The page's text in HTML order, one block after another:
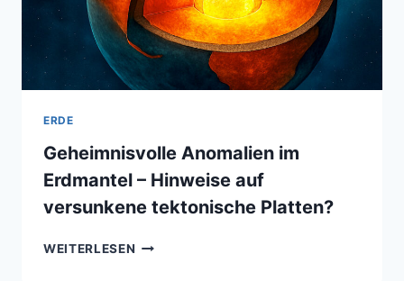
ERDE
Geheimnisvolle Anomalien im
Erdmantel – Hinweise auf
versunkene tektonische Platten?
WEITERLESEN GEHEIMNISVOLLE